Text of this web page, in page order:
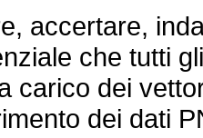
accertare,
che tutti
carico dei
dei dati